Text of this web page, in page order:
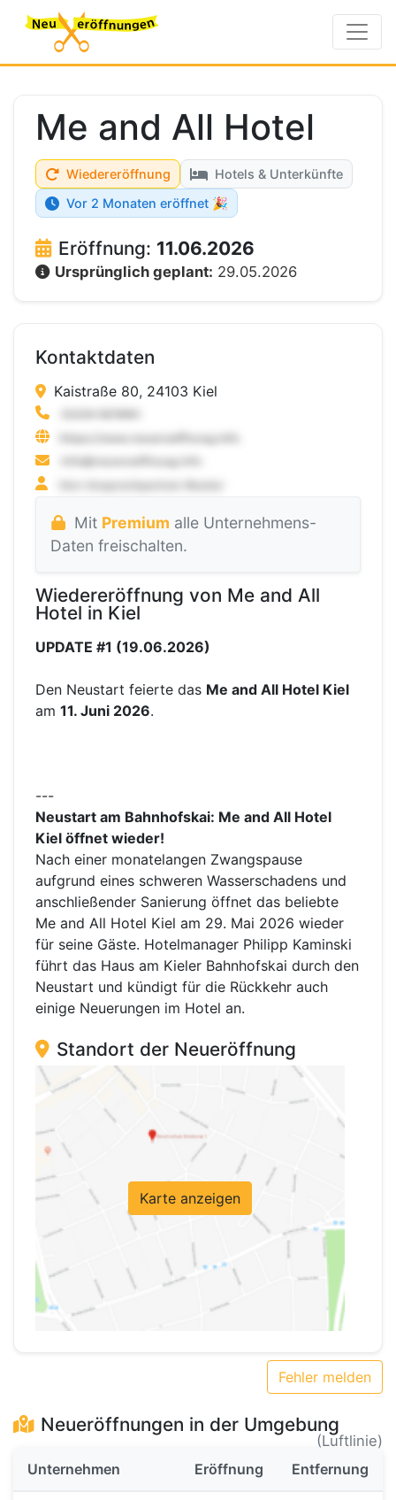
Me and All Hotel
Wiedereröffnung
Hotels & Unterkünfte
Vor 2 Monaten eröffnet 🎉
Eröffnung: 11.06.2026
Ursprünglich geplant: 29.05.2026
Kontaktdaten
Kaistraße 80, 24103 Kiel
Mit Premium alle Unternehmens-
Daten freischalten.
Wiedereröffnung von Me and All
Hotel in Kiel
UPDATE #1 (19.06.2026)
Den Neustart feierte das Me and All Hotel Kiel
am 11. Juni 2026.
---
Neustart am Bahnhofskai: Me and All Hotel
Kiel öffnet wieder!
Nach einer monatelangen Zwangspause
aufgrund eines schweren Wasserschadens und
anschließender Sanierung öffnet das beliebte
Me and All Hotel Kiel am 29. Mai 2026 wieder
für seine Gäste. Hotelmanager Philipp Kaminski
führt das Haus am Kieler Bahnhofskai durch den
Neustart und kündigt für die Rückkehr auch
einige Neuerungen im Hotel an.
Standort der Neueröffnung
Karte anzeigen
Fehler melden
Neueröffnungen in der Umgebung
(Luftlinie)
Unternehmen
Eröffnung Entfernung